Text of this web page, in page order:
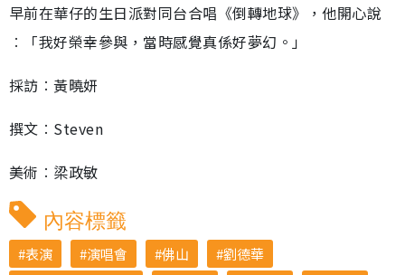
早前在華仔的生日派對同台合唱《倒轉地球》，他開心說
︰「我好榮幸參與，當時感覺真係好夢幻。」
採訪︰黃曉妍
撰文︰Steven
美術︰梁政敏
內容標籤
表演 演唱會 佛山
劉德華